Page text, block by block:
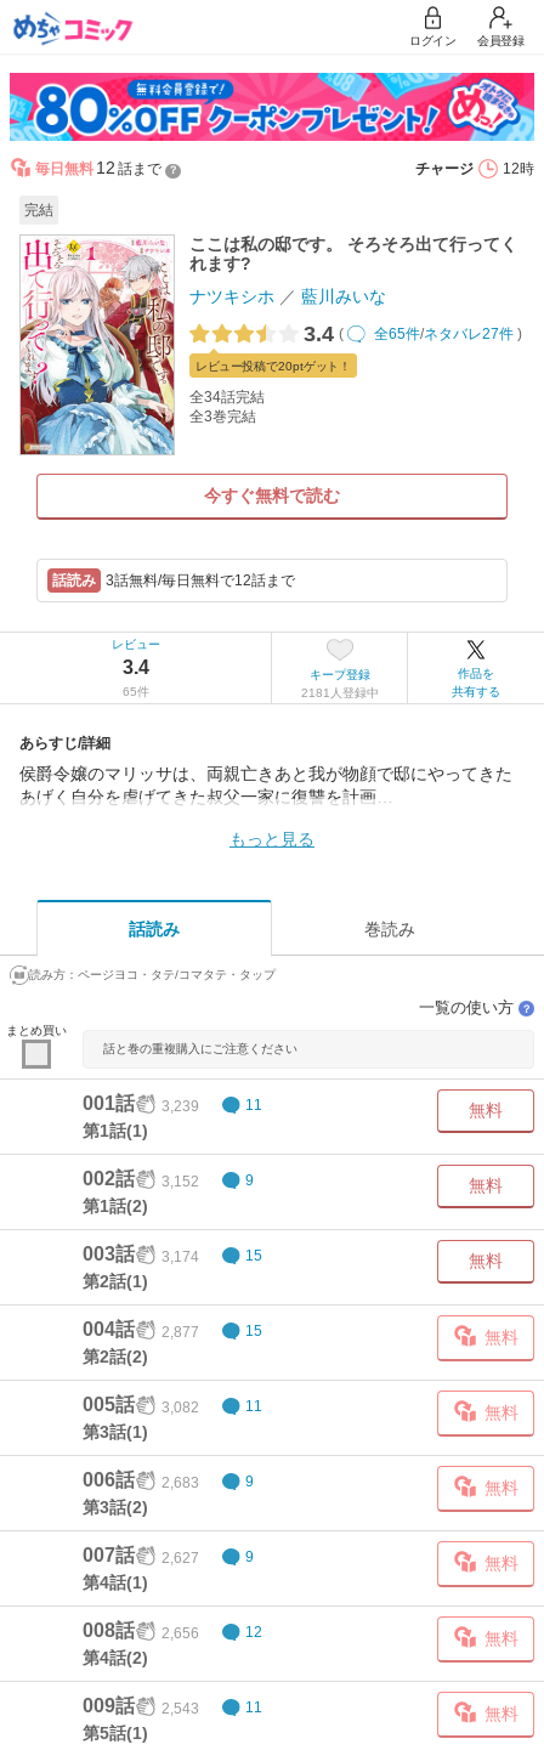
ログイン 会員登録
毎日無料 12 話まで ？ チャージ 12時
完結
ここは私の邸です。 そろそろ出て行ってく
れます?
ナツキシホ
藍川みいな
3.4 ( 全65件/ネタバレ27件 )
レビュー投稿で20ptゲット！
全34話完結
全3巻完結
今すぐ無料で読む
3話無料/毎日無料で12話まで
レビュー
3.4
65件
キープ登録
2181人登録中
作品を
共有する
あらすじ/詳細
侯爵令嬢のマリッサは、両親亡きあと我が物顔で邸にやってきた
あげく自分を虐げてきた叔父一家に復讐を計画…
もっと見る
話読み 巻読み
読み方： ページヨコ・タテ/コマタテ・タップ
まとめ買い
一覧の使い方 ？
話と巻の重複購入にご注意ください
001話 3,239 11
第1話(1)
無料
002話 3,152 9
第1話(2)
無料
003話 3,174 15
第2話(1)
無料
004話 2,877 15
第2話(2)
無料
005話 3,082 11
第3話(1)
無料
006話 2,683 9
第3話(2)
無料
007話 2,627 9
第4話(1)
無料
008話 2,656 12
第4話(2)
無料
009話 2,543 11
第5話(1)
無料